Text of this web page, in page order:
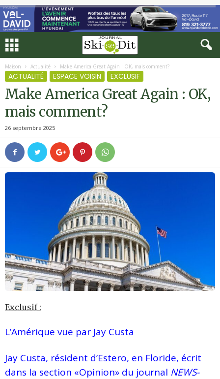
Maison Actualité Make America Great Again : OK, mais comment?
ACTUALITÉ ESPACE VOISIN EXCLUSIF
Make America Great Again : OK,
mais comment?
26 septembre 2025
Exclusif :
L’Amérique vue par Jay Custa
Jay Custa, résident d’Estero, en Floride, écrit
dans la section «Opinion» du journal NEWS-